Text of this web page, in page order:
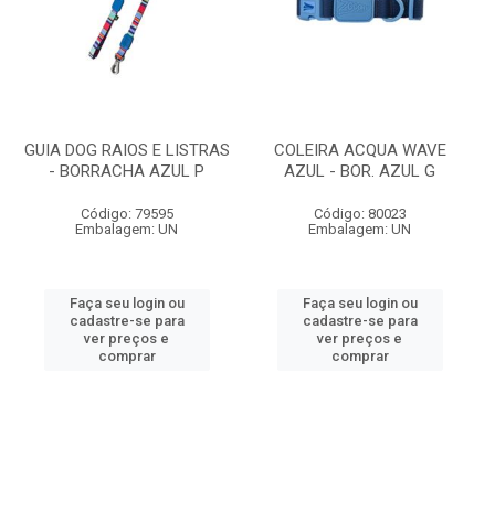
GUIA DOG RAIOS E LISTRAS
- BORRACHA AZUL P
Código: 79595
Embalagem: UN
Faça seu login ou
cadastre-se para
ver preços e
comprar
COLEIRA ACQUA WAVE
AZUL - BOR. AZUL G
Código: 80023
Embalagem: UN
Faça seu login ou
cadastre-se para
ver preços e
comprar